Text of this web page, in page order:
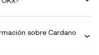
sobre Cardano